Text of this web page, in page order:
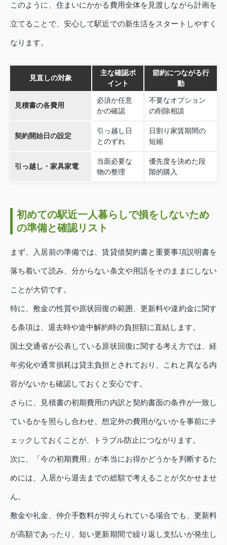
このように、住まいにかかる費用全体を見渡しながら計画を
立てることで、安心して駅近での新生活をスタートしやすく
なります。
見直しの対象
主な確認ポ
イント
節約につながる行
動
見積書の各費用
必須か任意
かの確認
不要なオプション
の削除相談
契約開始日の設定
引っ越し日
とのずれ
日割り家賃期間の
短縮
引っ越し・家具家電
当面必要な
物の整理
優先度を決めた段
階的購入
初めての駅近一人暮らしで損をしないため
の準備と確認リスト
まず、入居前の準備では、賃貸借契約書と重要事項説明書を
落ち着いて読み、分からない条文や用語をそのままにしない
ことが大切です。
特に、敷金の性質や原状回復の範囲、更新料や違約金に関す
る条項は、退去時や途中解約時の負担額に直結します。
国土交通省が公表している原状回復に関する考え方では、経
年劣化や通常損耗は貸主負担とされており、これと異なる内
容がないかも確認しておくと安心です。
さらに、見積書の初期費用の内訳と契約書面の条件が一致し
ているかを照らし合わせ、想定外の費用がないかを事前にチ
ェックしておくことが、トラブル防止につながります。
次に、「今の初期費用」が本当にお得かどうかを判断するた
めには、入居から退去までの総額で考えることが欠かせませ
ん。
敷金や礼金、仲介手数料が抑えられている場合でも、更新料
が高額であったり、短い更新期間で繰り返し支払いが発生し